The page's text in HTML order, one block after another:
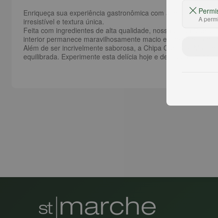
Enriqueça sua experiência gastronômica com a nossaChipa
irresistível e textura única.
Feita com ingredientes de alta qualidade, nossa Chipa
interior permanece maravilhosamente macio e cheio de
Além de ser incrivelmente saborosa, a Chipa Queijo St
equilibrada. Experimente esta delícia hoje e descubra um novo
A